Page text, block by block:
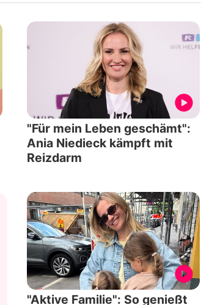
"Für mein Leben geschämt":
Ania Niedieck kämpft mit
Reizdarm
"Aktive Familie": So genießt